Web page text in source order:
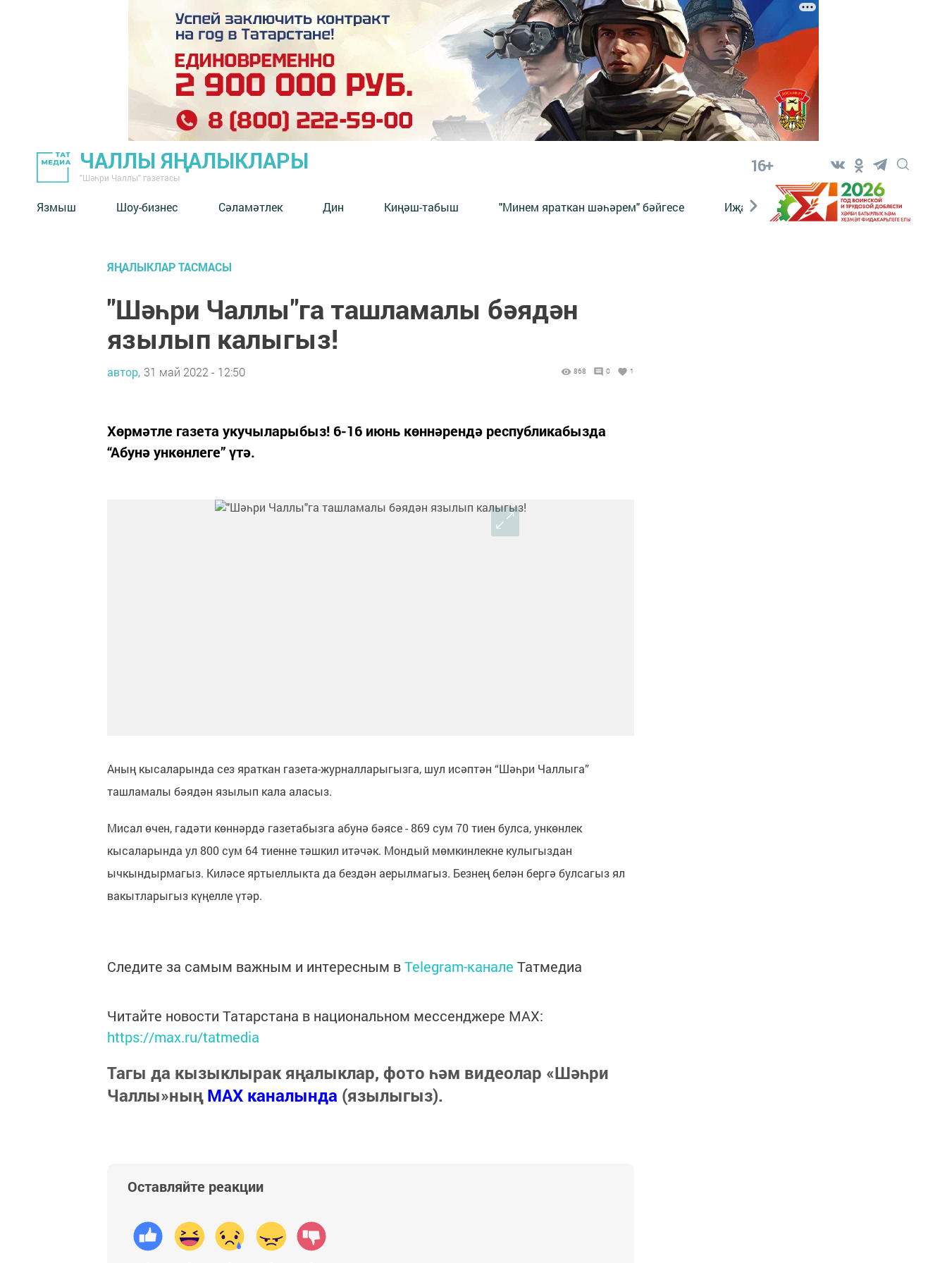
ЧАЛЛЫ ЯҢАЛЫКЛАРЫ
"Шәһри Чаллы" газетасы
16+
Язмыш Шоу-бизнес Сәламәтлек Дин Киңәш-табыш "Минем яраткан шәһәрем" бәйгесе Иҗат Реклама Онлайн
ЯҢАЛЫКЛАР ТАСМАСЫ
"Шәһри Чаллы"га ташламалы бәядән
язылып калыгыз!
автор, 31 май 2022 - 12:50 868 0 1
Хөрмәтле газета укучыларыбыз! 6-16 июнь көннәрендә республикабызда
“Абунә ункөнлеге” үтә.
Аның кысаларында сез яраткан газета-журналларыгызга, шул исәптән “Шәһри Чаллыга”
ташламалы бәядән язылып кала аласыз.
Мисал өчен, гадәти көннәрдә газетабызга абунә бәясе - 869 сум 70 тиен булса, ункөнлек
кысаларында ул 800 сум 64 тиенне тәшкил итәчәк. Мондый мөмкинлекне кулыгыздан
ычкындырмагыз. Киләсе яртыеллыкта да бездән аерылмагыз. Безнең белән бергә булсагыз ял
вакытларыгыз күңелле үтәр.
Следите за самым важным и интересным вTelegram-канале Татмедиа
Читайте новости Татарстана в национальном мессенджере MАХ:
https://max.ru/tatmedia
Тагы да кызыклырак яңалыклар, фото һәм видеолар «Шәһри
Чаллы»ныңMAX каналында (язылыгыз).
Оставляйте реакции